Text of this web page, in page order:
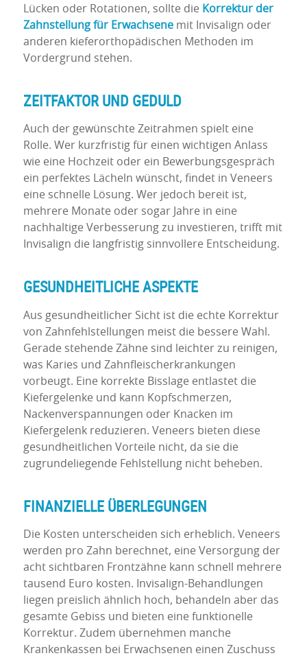
Lücken oder Rotationen, sollte die Korrektur der
Zahnstellung für Erwachsenemit Invisalign oder
anderen kieferorthopädischen Methoden im
Vordergrund stehen.
ZEITFAKTOR UND GEDULD
Auch der gewünschte Zeitrahmen spielt eine
Rolle. Wer kurzfristig für einen wichtigen Anlass
wie eine Hochzeit oder ein Bewerbungsgespräch
ein perfektes Lächeln wünscht, findet in Veneers
eine schnelle Lösung. Wer jedoch bereit ist,
mehrere Monate oder sogar Jahre in eine
nachhaltige Verbesserung zu investieren, trifft mit
Invisalign die langfristig sinnvollere Entscheidung.
GESUNDHEITLICHE ASPEKTE
Aus gesundheitlicher Sicht ist die echte Korrektur
von Zahnfehlstellungen meist die bessere Wahl.
Gerade stehende Zähne sind leichter zu reinigen,
was Karies und Zahnfleischerkrankungen
vorbeugt. Eine korrekte Bisslage entlastet die
Kiefergelenke und kann Kopfschmerzen,
Nackenverspannungen oder Knacken im
Kiefergelenk reduzieren. Veneers bieten diese
gesundheitlichen Vorteile nicht, da sie die
zugrundeliegende Fehlstellung nicht beheben.
FINANZIELLE ÜBERLEGUNGEN
Die Kosten unterscheiden sich erheblich. Veneers
werden pro Zahn berechnet, eine Versorgung der
acht sichtbaren Frontzähne kann schnell mehrere
tausend Euro kosten. Invisalign-Behandlungen
liegen preislich ähnlich hoch, behandeln aber das
gesamte Gebiss und bieten eine funktionelle
Korrektur. Zudem übernehmen manche
Krankenkassen bei Erwachsenen einen Zuschuss